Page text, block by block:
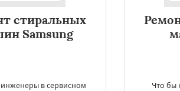
стиральных
Samsung
в сервисном
Что бы